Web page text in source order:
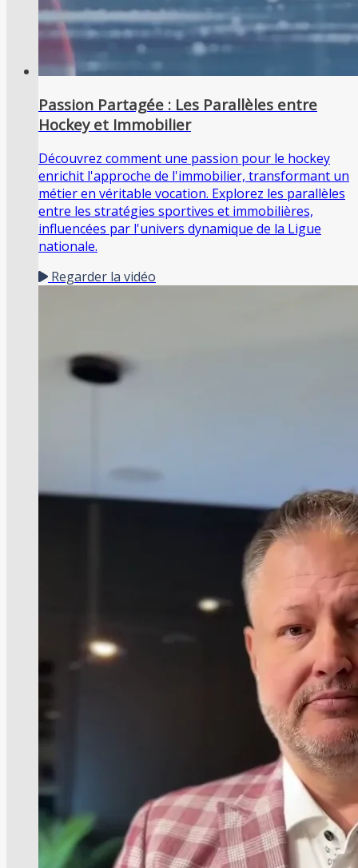
Passion Partagée : Les Parallèles entre
Hockey et Immobilier
Découvrez comment une passion pour le hockey
enrichit l'approche de l'immobilier, transformant un
métier en véritable vocation. Explorez les parallèles
entre les stratégies sportives et immobilières,
influencées par l'univers dynamique de la Ligue
nationale.
Regarder la vidéo